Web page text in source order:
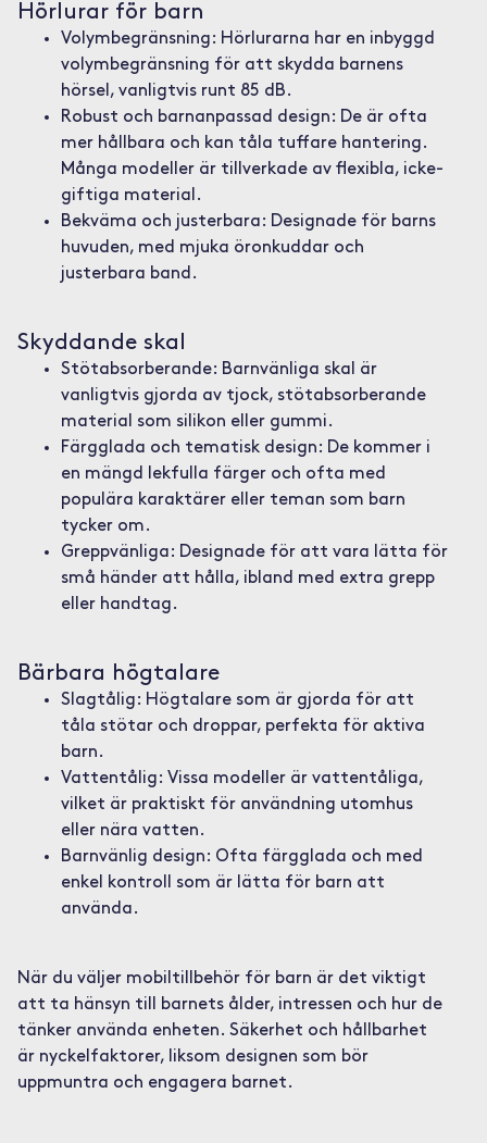
Hörlurar för barn
Volymbegränsning: Hörlurarna har en inbyggd
volymbegränsning för att skydda barnens
hörsel, vanligtvis runt 85 dB.
Robust och barnanpassad design: De är ofta
mer hållbara och kan tåla tuffare hantering.
Många modeller är tillverkade av flexibla, icke-
giftiga material.
Bekväma och justerbara: Designade för barns
huvuden, med mjuka öronkuddar och
justerbara band.
Skyddande skal
Stötabsorberande: Barnvänliga skal är
vanligtvis gjorda av tjock, stötabsorberande
material som silikon eller gummi.
Färgglada och tematisk design: De kommer i
en mängd lekfulla färger och ofta med
populära karaktärer eller teman som barn
tycker om.
Greppvänliga: Designade för att vara lätta för
små händer att hålla, ibland med extra grepp
eller handtag.
Bärbara högtalare
Slagtålig: Högtalare som är gjorda för att
tåla stötar och droppar, perfekta för aktiva
barn.
Vattentålig: Vissa modeller är vattentåliga,
vilket är praktiskt för användning utomhus
eller nära vatten.
Barnvänlig design: Ofta färgglada och med
enkel kontroll som är lätta för barn att
använda.
När du väljer mobiltillbehör för barn är det viktigt
att ta hänsyn till barnets ålder, intressen och hur de
tänker använda enheten. Säkerhet och hållbarhet
är nyckelfaktorer, liksom designen som bör
uppmuntra och engagera barnet.